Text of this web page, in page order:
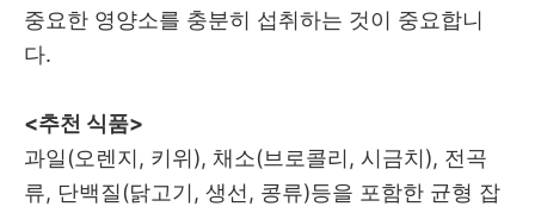
중요한 영양소를 충분히 섭취하는 것이 중요합니
다.
<추천 식품>
과일(오렌지, 키위), 채소(브로콜리, 시금치), 전곡
류, 단백질(닭고기, 생선, 콩류)등을 포함한 균형 잡